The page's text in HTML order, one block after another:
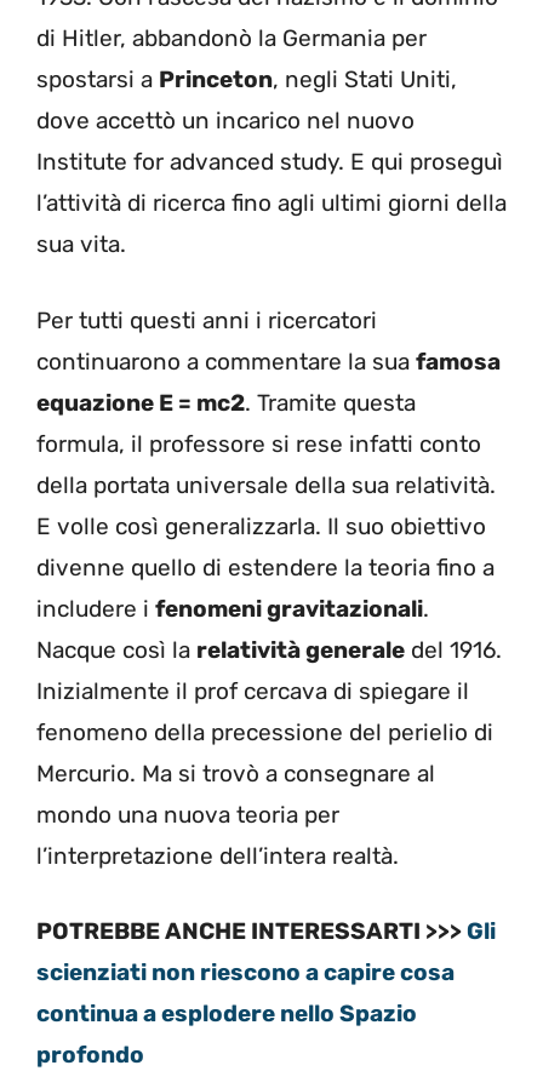
di Hitler, abbandonò la Germania per
spostarsi a Princeton, negli Stati Uniti,
dove accettò un incarico nel nuovo
Institute for advanced study. E qui proseguì
l’attività di ricerca fino agli ultimi giorni della
sua vita.
Per tutti questi anni i ricercatori
continuarono a commentare la sua famosa
equazione E = mc2. Tramite questa
formula, il professore si rese infatti conto
della portata universale della sua relatività.
E volle così generalizzarla. Il suo obiettivo
divenne quello di estendere la teoria fino a
includere i fenomeni gravitazionali.
Nacque così la relatività generale del 1916.
Inizialmente il prof cercava di spiegare il
fenomeno della precessione del perielio di
Mercurio. Ma si trovò a consegnare al
mondo una nuova teoria per
l’interpretazione dell’intera realtà.
POTREBBE ANCHE INTERESSARTI >>>Gli
scienziati non riescono a capire cosa
continua a esplodere nello Spazio
profondo